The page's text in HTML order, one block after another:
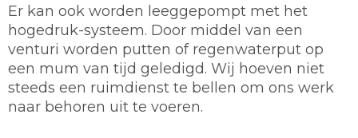
Er kan ook worden leeggepompt met het
hogedruk-systeem. Door middel van een
venturi worden putten of regenwaterput op
een mum van tijd geledigd. Wij hoeven niet
steeds een ruimdienst te bellen om ons werk
naar behoren uit te voeren.